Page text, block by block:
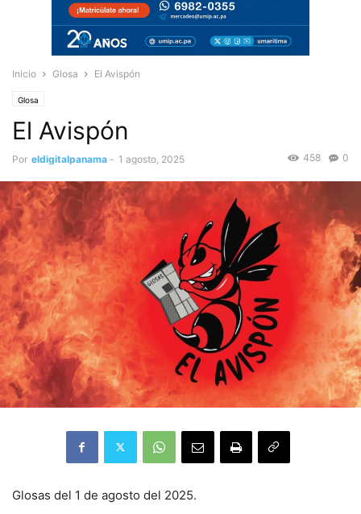
Inicio Glosa El Avispón
Glosa
El Avispón
Por eldigitalpanama - 1 agosto, 2025 0
458
Glosas del 1 de agosto del 2025.